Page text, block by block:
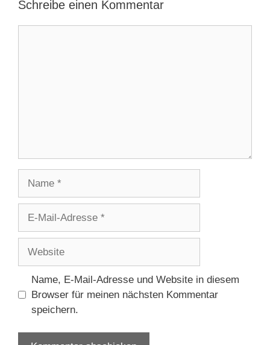
Schreibe einen Kommentar
Adresse
Name, E-Mail-Adresse und Website in diesem
Browser für meinen nächsten Kommentar
speichern.